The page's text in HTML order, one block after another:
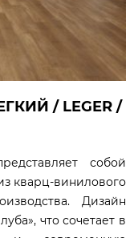
/ LEGER /
собой
кварц-винилового
Дизайн
что сочетает в